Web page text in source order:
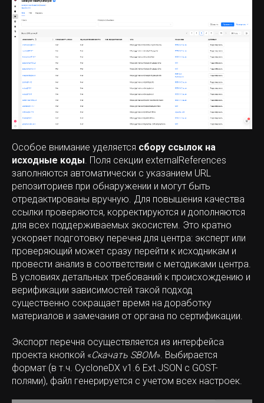
Особое внимание уделяется сбору ссылок на
исходные коды. Поля секции externalReferences
заполняются автоматически с указанием URL
репозиториев при обнаружении и могут быть
отредактированы вручную. Для повышения качества
ссылки проверяются, корректируются и дополняются
для всех поддерживаемых экосистем. Это кратно
ускоряет подготовку перечня для центра: эксперт или
проверяющий может сразу перейти к исходникам и
провести анализ в соответствии с методиками центра.
В условиях детальных требований к происхождению и
верификации зависимостей такой подход
существенно сокращает время на доработку
материалов и замечания от органа по сертификации.
Экспорт перечня осуществляется из интерфейса
проекта кнопкой «Скачать SBOM». Выбирается
формат (в т.ч. CycloneDX v1.6 Ext JSON с GOST-
полями), файл генерируется с учетом всех настроек.